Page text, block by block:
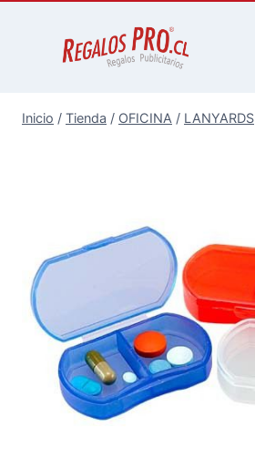
Inicio / Tienda / OFICINA / LANYARDS